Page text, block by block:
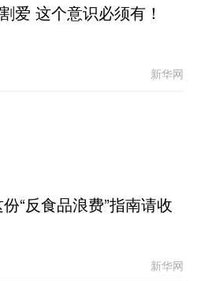
爱 这个意识必须有！
新华网
“反食品浪费”指南请收
新华网